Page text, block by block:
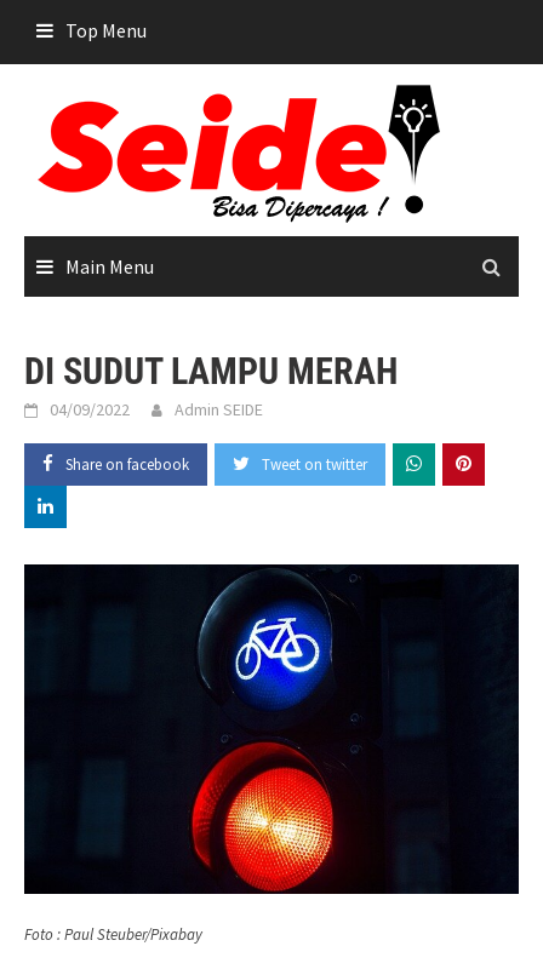
content
Top Menu
Main Menu
DI SUDUT LAMPU MERAH
04/09/2022 Admin SEIDE
Share on facebook Tweet on twitter
Foto : Paul Steuber/Pixabay